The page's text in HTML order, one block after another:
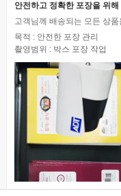
안전하고 정확한 포장을 위
고객님께 배송되는 모든 상
목적 : 안전한 포장 관리
촬영범위 : 박스 포장 작업